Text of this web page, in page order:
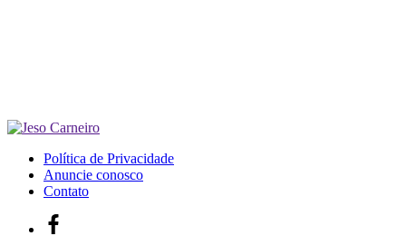
Política de Privacidade
Anuncie conosco
Contato